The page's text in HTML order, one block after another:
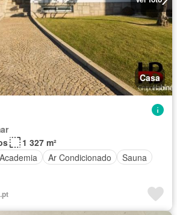
Casa
1 327 m²
Academia Ar Condicionado
Sauna